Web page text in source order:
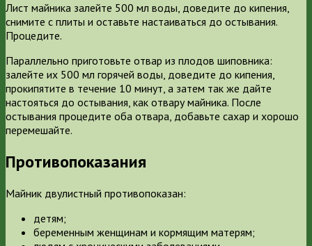
Лист майника залейте 500 мл воды, доведите до кипения,
снимите с плиты и оставьте настаиваться до остывания.
Процедите.
Параллельно приготовьте отвар из плодов шиповника:
залейте их 500 мл горячей воды, доведите до кипения,
прокипятите в течение 10 минут, а затем так же дайте
настояться до остывания, как отвару майника. После
остывания процедите оба отвара, добавьте сахар и хорошо
перемешайте.
Противопоказания
Майник двулистный противопоказан:
детям;
беременным женщинам и кормящим матерям;